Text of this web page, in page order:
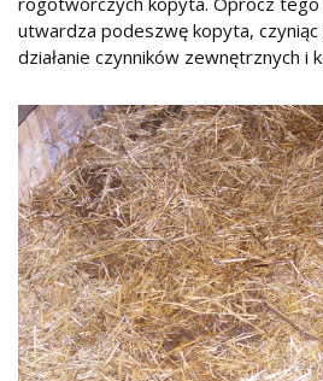
utwardza podeszwę kopyta, czyniąc
działanie czynników zewnętrznych i